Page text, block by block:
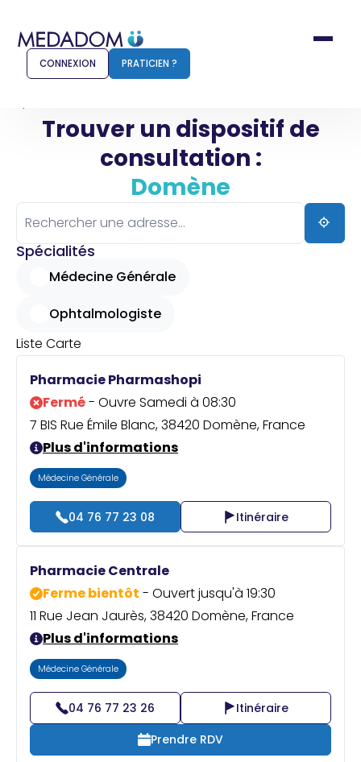
Comment ça marche ?
Pharmacien
Connexion
Praticien ?
CONNEXION PRATICIEN ?
Trouver un dispositif de
consultation :
Domène
Spécialités
Médecine Générale
Ophtalmologiste
Liste Carte
Pharmacie Pharmashopi
Fermé- Ouvre Samedi à 08:30
7 BIS Rue Émile Blanc, 38420 Domène, France
Plus d'informations
Médecine Générale
04 76 77 23 08 Itinéraire
Pharmacie Centrale
Ferme bientôt - Ouvert jusqu'à 19:30
11 Rue Jean Jaurès, 38420 Domène, France
Plus d'informations
Médecine Générale
04 76 77 23 26
Itinéraire
Prendre RDV